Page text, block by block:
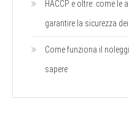
HACCP e oltre: come le
garantire la sicurezza
Come funziona il
sapere